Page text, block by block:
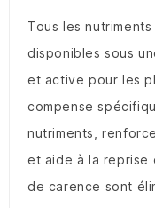
Tous les
disponibles sous
et active pour les
compense
nutriments,
et aide à la reprise
de carence sont